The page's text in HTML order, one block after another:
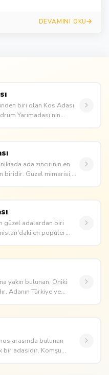
DEVAMINI OKU
biri olan Kos Adası,
Yarımadası’nın
ada zincirinin en
biridir. Güzel mimarisi,
güzel adalardan biri
en popüler
yakın bulunan, Oniki
Adanın Türkiye'ye
arasında bulunan
adasıdır. Komşu